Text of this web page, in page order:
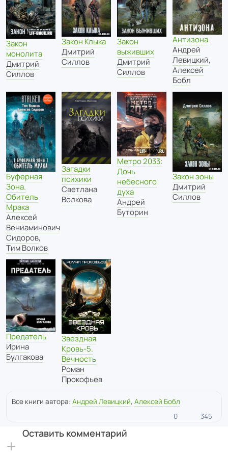
Закон
монолита
Дмитрий
Силлов
Закон Клыка
Дмитрий
Силлов
Закон
выживших
Дмитрий
Силлов
Антизона
Андрей
Левицкий,
Алексей
Бобл
Буферная
Зона.
Обитель
Мрака
Алексей
Вениаминович
Сидоров,
Тим Волков
Загадки
психики
Светлана
Волкова
Метро 2033:
Дочь
небесного
духа
Андрей
Буторин
Закон зоны
Дмитрий
Силлов
Предатель
Ирина
Булгакова
Звездная
Кровь-5.
Вечность
Роман
Прокофьев
Все книги автора: Андрей Левицкий, Алексей Бобл
0
345
Оставить комментарий